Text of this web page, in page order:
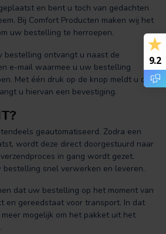
en bent u toch van gedachten
Bij Comfort Producten maken wij het
uw bestelling te herroepen.
bestelling ontvangt u naast de
e-mail waarmee u uw bestelling
Met één druk op de knop meldt u de
u hiervan een bevestiging.
geautomatiseerd. Zodra een
wordt deze direct doorgestuurd naar
in gang wordt gezet.
snel verwerken en leveren.
dat uw bestelling op het moment van
en gereedstaat voor transport. In dat
mogelijk om het pakket uit het
9.2